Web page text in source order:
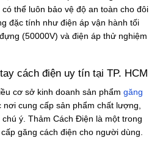
thể luôn bảo vệ độ an toàn cho đôi
đặc tính như điện áp vận hành tối
(50000V) và điện áp thử nghiệm
cách điện uy tín tại TP. HCM
cơ sở kinh doanh sản phẩm găng
nơi cung cấp sản phẩm chất lượng,
ý. Thảm Cách Điện là một trong
găng cách điện cho người dùng.